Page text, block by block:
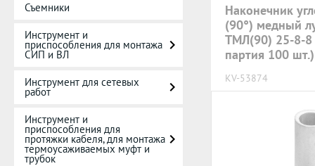
Съемники
Инструмент и
приспособления для монтажа
СИП и ВЛ
Инструмент для сетевых
работ
Инструмент и
приспособления для
протяжки кабеля, для монтажа
термоусаживаемых муфт и
трубок
Наконечник
(90°) медный
ТМЛ(90) 25-8-
партия 100
KV-53874